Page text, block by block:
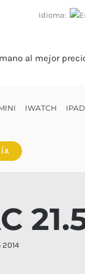
Idioma:
IWATCH IPAD
2014